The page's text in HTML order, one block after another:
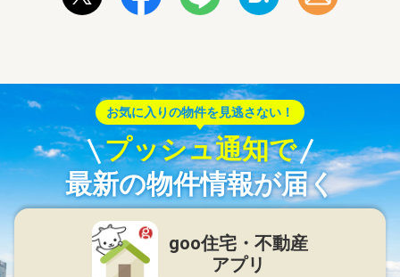
お気に入りの物件を見逃さない！
プッシュ通知で
最新の物件情報が届く
goo住宅・不動産
アプリ